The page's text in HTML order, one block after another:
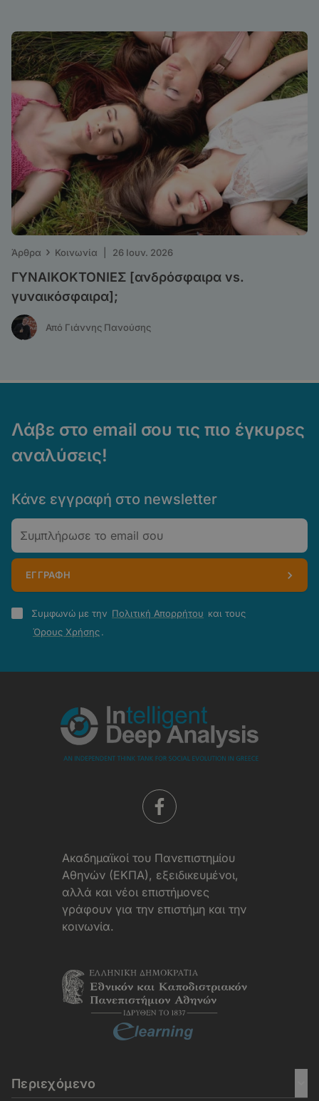
Άρθρα › Κοινωνία 26 Ιουν. 2026
ΓΥΝΑΙΚΟΚΤΟΝΙΕΣ [ανδρόσφαιρα vs.
γυναικόσφαιρα];
Από Γιάννης Πανούσης
Λάβε στο email σου τις πιο έγκυρες
αναλύσεις!
Κάνε εγγραφή στο newsletter
Email
ΕΓΓΡΑΦΗ
Πολιτική
Απορρήτου
Συμφωνώ με την Πολιτική Απορρήτου και τους
Όρους Χρήσης.
Aκαδημαϊκοί του Πανεπιστημίου
Αθηνών (ΕΚΠΑ), εξειδικευμένοι,
αλλά και νέοι επιστήμονες
γράφουν για την επιστήμη και την
κοινωνία.
Περιεχόμενο